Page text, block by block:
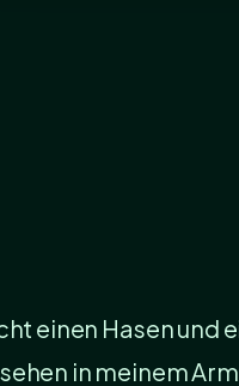
einen Hasen
in meinem